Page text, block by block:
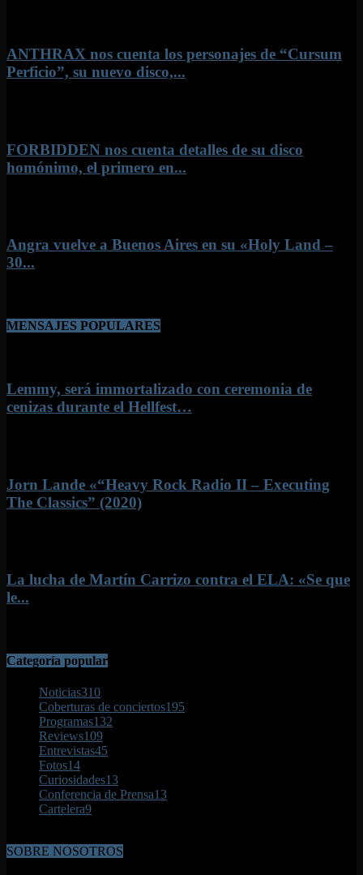
ANTHRAX nos cuenta los personajes de “Cursum
Perficio”, su nuevo disco,...
FORBIDDEN nos cuenta detalles de su disco
homónimo, el primero en...
Angra vuelve a Buenos Aires en su «Holy Land –
30...
MENSAJES POPULARES
Lemmy, será immortalizado con ceremonia de
cenizas durante el Hellfest…
Jorn Lande «“Heavy Rock Radio II – Executing
The Classics” (2020)
La lucha de Martín Carrizo contra el ELA: «Se que
le...
Categoría popular
Noticias310
Coberturas de conciertos195
Programas132
Reviews109
Entrevistas45
Fotos14
Curiosidades13
Conferencia de Prensa13
Cartelera9
SOBRE NOSOTROS